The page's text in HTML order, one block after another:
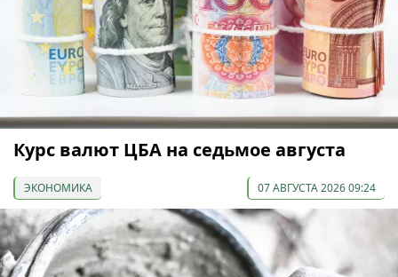
Курс валют ЦБА на седьмое августа
ЭКОНОМИКА 07 АВГУСТА 2026 09:24